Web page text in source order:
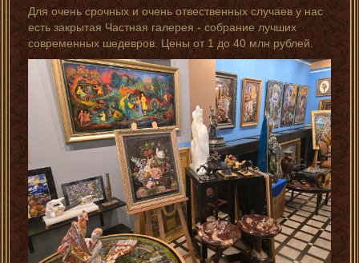
Для очень срочных и очень отвественных случаев у нас
есть закрытая Частная галерея - собрание лучших
современных шедевров. Цены от 1 до 40 млн рублей.